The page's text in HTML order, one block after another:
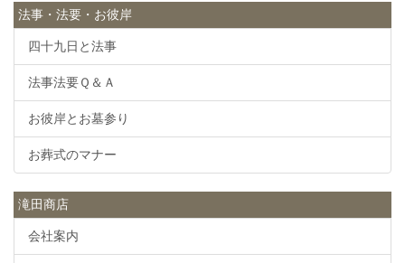
法事・法要・お彼岸
四十九日と法事
法事法要Ｑ＆Ａ
お彼岸とお墓参り
お葬式のマナー
滝田商店
会社案内